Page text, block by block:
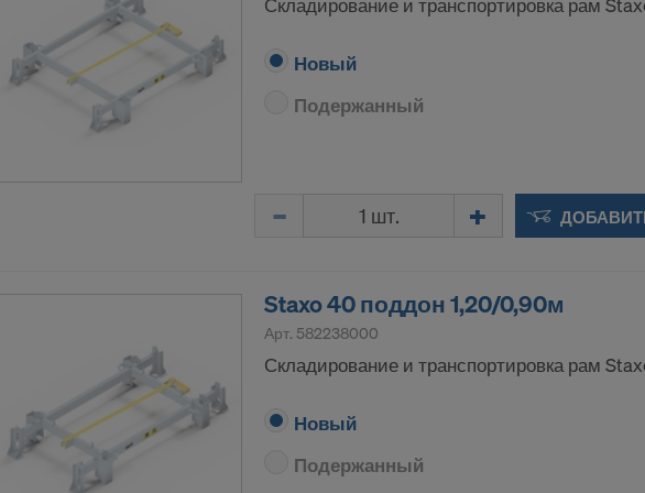
Складирование и транспортировка рам
Новый
Подержанный
Staxo 40 поддон 1,20/0,90м
Арт. 582238000
Складирование и транспортировка рам
Новый
Подержанный
данным, которые передаются нами в США, относятся, в
адреса («адреса интернет-протокола»).
со следующими получателями через различные приложения:
ваше недвусмысленное согласие, чтобы продолжать передавать
данные этим поставщикам услуг.